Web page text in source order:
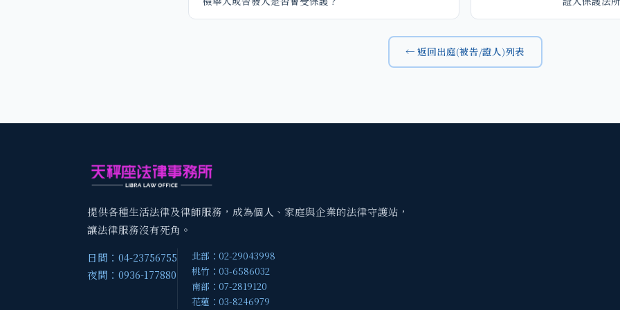
← 返回出庭(被告/證人)列表
提供各種生活法律及律師服務，成為個人、家庭與企業的法律守護站，
讓法律服務沒有死角。
日間：04-23756755
夜間：0936-177880
北部：02-29043998
桃竹：03-6586032
南部：07-2819120
花蓮：03-8246979